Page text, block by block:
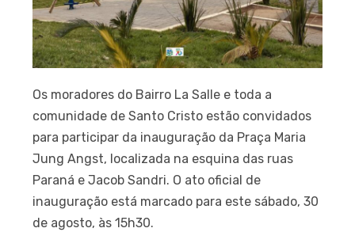
Os moradores do Bairro La Salle e toda a
comunidade de Santo Cristo estão convidados
para participar da inauguração da Praça Maria
Jung Angst, localizada na esquina das ruas
Paraná e Jacob Sandri. O ato oficial de
inauguração está marcado para este sábado, 30
de agosto, às 15h30.